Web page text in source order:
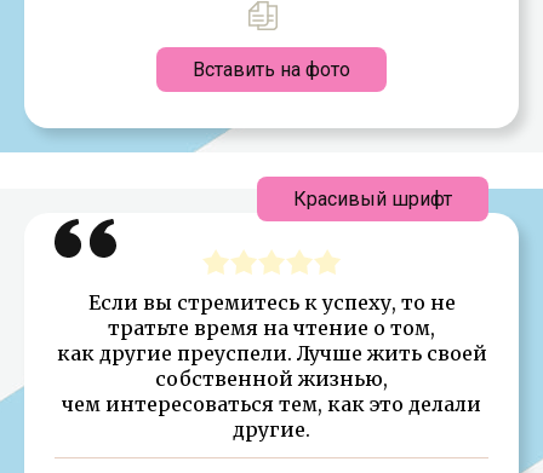
Вставить на фото
Если вы стремитесь к успеху, то не
тратьте время на чтение о том,
как другие преуспели. Лучше жить своей
собственной жизнью,
чем интересоваться тем, как это делали
другие.
Красивый шрифт